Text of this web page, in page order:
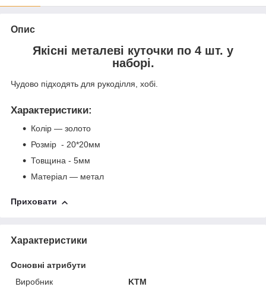
Опис
Якісні металеві куточки по 4 шт. у
наборі.
Чудово підходять для рукоділля, хобі.
Характеристики:
Колір — золото
Розмір - 20*20мм
Товщина - 5мм
Матеріал — метал
Приховати
Характеристики
Основні атрибути
Виробник
KTM